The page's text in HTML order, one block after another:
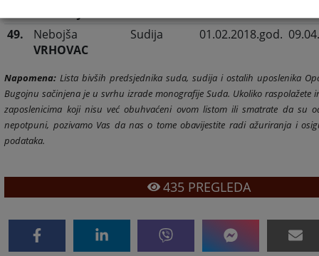
49.
Nebojša
VRHOVAC
Sudija 01.02.2018.god.
Napomena: Lista bivših predsjednika suda, sudija i ostalih uposlenika
Bugojnu sačinjena je u svrhu izrade monografije Suda. Ukoliko raspolažete
zaposlenicima koji nisu već obuhvaćeni ovom listom ili smatrate da su
nepotpuni, pozivamo Vas da nas o tome obavijestite radi ažuriranja i
podataka.
435 PREGLEDA